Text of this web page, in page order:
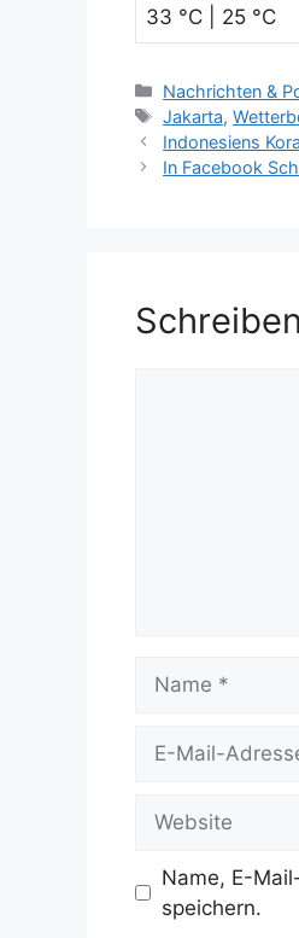
33 °C | 25 °C
Kategorien
Nachrichten &
Schlagwörter
Jakarta,
Indonesiens
In Facebook
Mail-
Name, E-
speichern.